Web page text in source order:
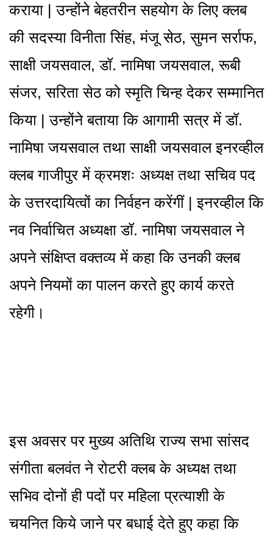
कराया | उन्होंने बेहतरीन सहयोग के लिए क्लब
की सदस्या विनीता सिंह, मंजू सेठ, सुमन सर्राफ,
साक्षी जयसवाल, डॉ. नामिषा जयसवाल, रूबी
संजर, सरिता सेठ को स्मृति चिन्ह देकर सम्मानित
किया | उन्होंने बताया कि आगामी सत्र में डॉ.
नामिषा जयसवाल तथा साक्षी जयसवाल इनरव्हील
क्लब गाजीपुर में क्रमशः अध्यक्ष तथा सचिव पद
के उत्तरदायित्वों का निर्वहन करेंगीं | इनरव्हील कि
नव निर्वाचित अध्यक्षा डॉ. नामिषा जयसवाल ने
अपने संक्षिप्त वक्तव्य में कहा कि उनकी क्लब
अपने नियमों का पालन करते हुए कार्य करते
रहेगी।
इस अवसर पर मुख्य अतिथि राज्य सभा सांसद
संगीता बलवंत ने रोटरी क्लब के अध्यक्ष तथा
सभिव दोनों ही पदों पर महिला प्रत्याशी के
चयनित किये जाने पर बधाई देते हुए कहा कि